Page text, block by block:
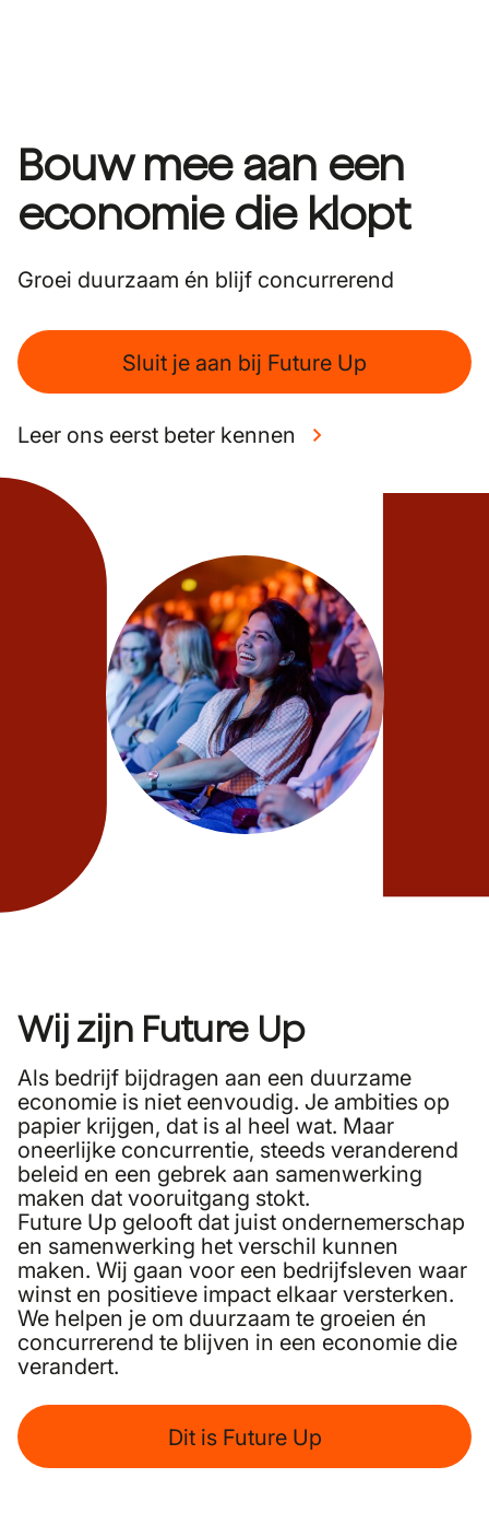
Bouw mee aan een
economie die klopt
Groei duurzaam én blijf concurrerend
Sluit je aan bij Future Up
Leer ons eerst beter kennen
Wij zijn Future Up
Als bedrijf bijdragen aan een duurzame
economie is niet eenvoudig. Je ambities op
papier krijgen, dat is al heel wat. Maar
oneerlijke concurrentie, steeds veranderend
beleid en een gebrek aan samenwerking
maken dat vooruitgang stokt.
Future Up gelooft dat juist ondernemerschap
en samenwerking het verschil kunnen
maken. Wij gaan voor een bedrijfsleven waar
winst en positieve impact elkaar versterken.
We helpen je om duurzaam te groeien én
concurrerend te blijven in een economie die
verandert.
Dit is Future Up